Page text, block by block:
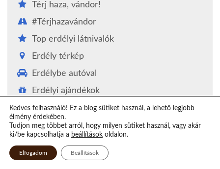
Térj haza, vándor!
#Térjhazavándor
Top erdélyi látnivalók
Erdély térkép
Erdélybe autóval
Erdélyi ajándékok
Erdélyi fotópályázatok
Erdély kvízjáték
Kutyás-macskás segítség
Kedves felhasználó! Ez a blog sütiket használ, a lehető legjobb
élmény érdekében.
Tudjon meg többet arról, hogy milyen sütiket használ, vagy akár
ki/be kapcsolhatja a beállítások oldalon.
Elfogadom Beállítások